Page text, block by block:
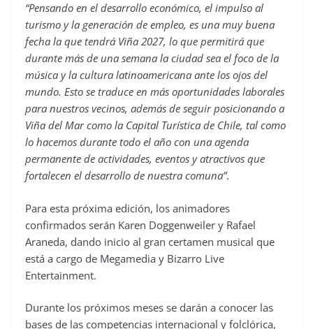
“Pensando en el desarrollo económico, el impulso al
turismo y la generación de empleo, es una muy buena
fecha la que tendrá Viña 2027, lo que permitirá que
durante más de una semana la ciudad sea el foco de la
música y la cultura latinoamericana ante los ojos del
mundo. Esto se traduce en más oportunidades laborales
para nuestros vecinos, además de seguir posicionando a
Viña del Mar como la Capital Turística de Chile, tal como
lo hacemos durante todo el año con una agenda
permanente de actividades, eventos y atractivos que
fortalecen el desarrollo de nuestra comuna”.
Para esta próxima edición, los animadores
confirmados serán Karen Doggenweiler y Rafael
Araneda, dando inicio al gran certamen musical que
está a cargo de Megamedia y Bizarro Live
Entertainment.
Durante los próximos meses se darán a conocer las
bases de las competencias internacional y folclórica,